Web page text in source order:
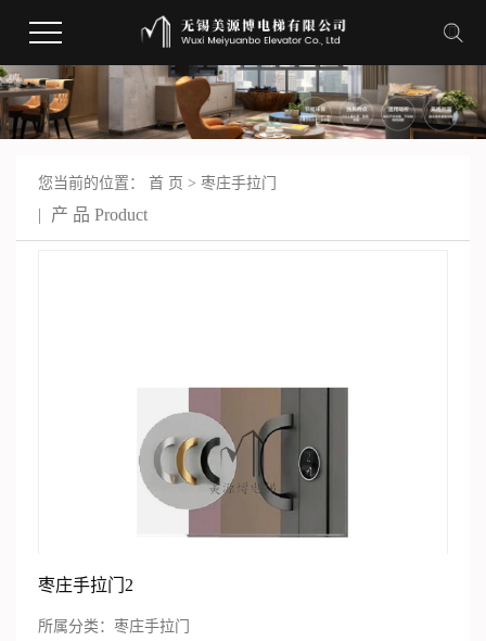
您当前的位置： 首 页 > 枣庄手拉门
产 品 Product
枣庄手拉门2
所属分类： 枣庄手拉门